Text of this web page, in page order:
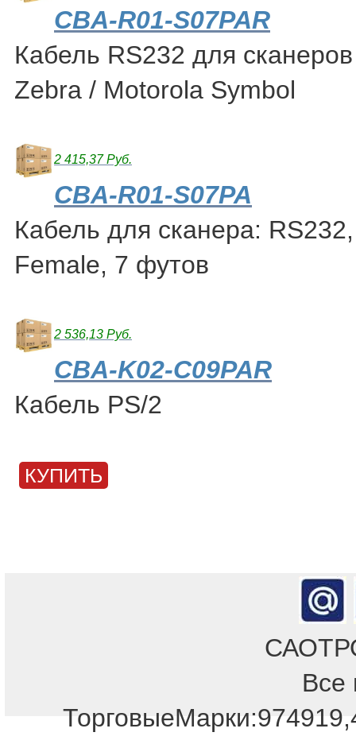
CBA-R01-S07PAR
Кабель RS232 для
Zebra / Motorola Symbol
2 415,37 Руб.
CBA-R01-S07PA
Кабель для сканера:
Female, 7 футов
2 536,13 Руб.
CBA-K02-C09PAR
Кабель PS/2
КУПИТЬ
Все